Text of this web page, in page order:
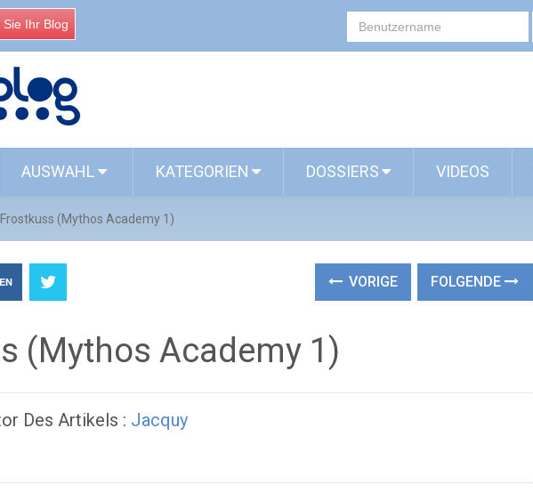
Ihr Blog
AUSWAHL KATEGORIEN DOSSIERS VIDEOS
Frostkuss (Mythos Academy 1)
VORIGE FOLGENDE
(Mythos Academy 1)
Des Artikels : Jacquy